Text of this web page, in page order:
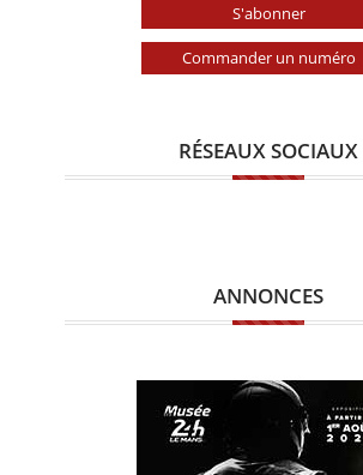
S'abonner
Commander un numéro
RÉSEAUX SOCIAUX
ANNONCES